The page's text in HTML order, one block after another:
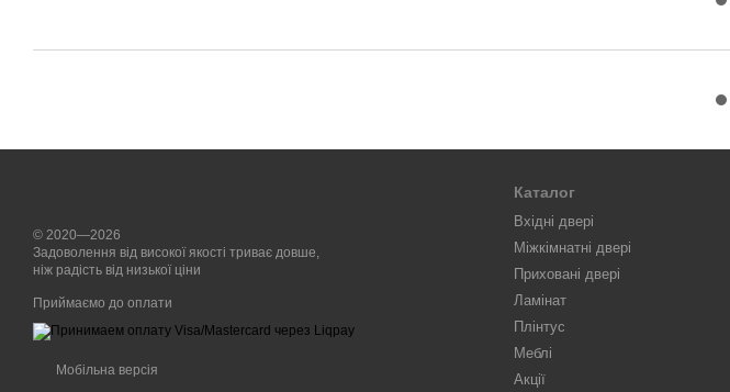
© 2020—2026
Задоволення від високої якості триває довше,
ніж радість від низької ціни
Приймаємо до оплати
Мобільна версія
Каталог
Вхідні двері
Міжкімнатні двері
Приховані двері
Ламінат
Плінтус
Меблі
Акції